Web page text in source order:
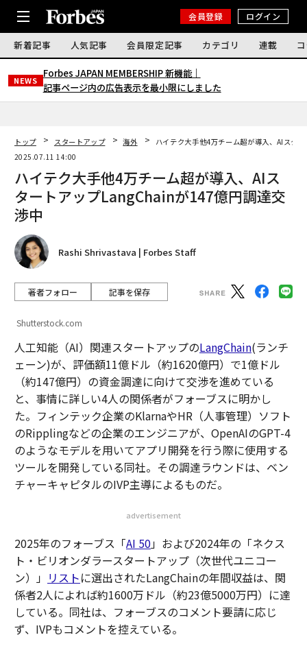
会員登録 ログイン
新着記事 人気記事 会員限定記事 カテゴリ 連載
NEWS
Forbes JAPAN MEMBERSHIP 新機能｜
記事ページ内の広告表示を最小限にしました
トップ スタートアップ 海外
ハイテク大手他4万チーム超が導入、AIス
2025.07.11 14:00
ハイテク大手他4万チーム超が導入、AIス
タートアップLangChainが147億円調達交
渉中
Rashi Shrivastava | Forbes Staff
著者フォロー 記事を保存
Shutterstock.com
人工知能（AI）関連スタートアップのLangChain(ランチ
ェーン)が、評価額11億ドル（約1620億円）で1億ドル
（約147億円）の資金調達に向けて交渉を進めている
と、事情に詳しい4人の関係者がフォーブスに明かし
た。フィンテック企業のKlarnaやHR（人事管理）ソフト
のRipplingなどの企業のエンジニアが、OpenAIのGPT-4
のようなモデルを用いてアプリ開発を行う際に使用する
ツールを開発している同社。その調達ラウンドは、ベン
チャーキャピタルのIVP主導によるものだ。
advertisement
2025年のフォーブス「AI 50」および2024年の「ネクス
ト・ビリオンダラースタートアップ（次世代ユニコー
ン）」 リストに選出されたLangChainの年間収益は、関
係者2人によれば約1600万ドル（約23億5000万円）に達
している。同社は、フォーブスのコメント要請に応じ
ず、IVPもコメントを控えている。